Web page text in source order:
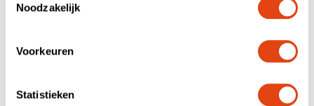
Noodzakelijk
Voorkeuren
Statistieken
Telefoonnummer